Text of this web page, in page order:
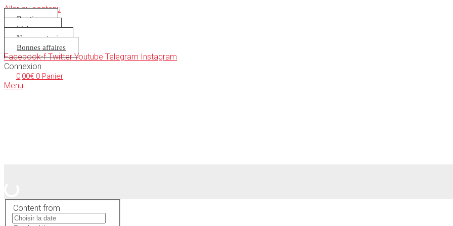
Aller au contenu
Boutique
S’abonner
Nous soutenir
Bonnes affaires
Facebook-f Twitter Youtube Telegram Instagram
Connexion
0,00€ 0 Panier
Menu
Content from